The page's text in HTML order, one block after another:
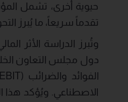
حيوية أخرى، تشمل
تقدماً سريعاً، ما يُبرز
وتُبرز الدراسة الأثر
الاصطناعي. ويُؤكد هذا